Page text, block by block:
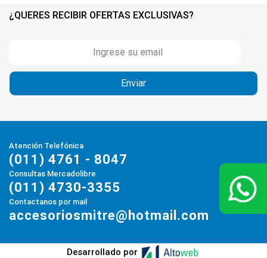
¿QUERES RECIBIR OFERTAS EXCLUSIVAS?
Atención Telefónica
(011) 4761 - 8047
Consultas Mercadolibre
(011) 4730-3355
Contactanos por mail
accesoriosmitre@hotmail.com
Desarrollado por